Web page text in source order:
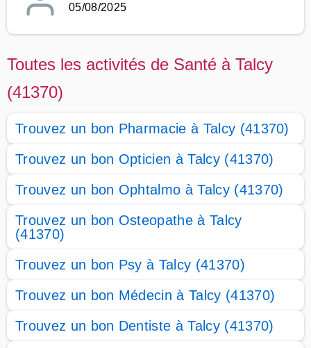
05/08/2025
Toutes les activités de Santé à Talcy
(41370)
Trouvez un bon Pharmacie à Talcy (41370)
Trouvez un bon Opticien à Talcy (41370)
Trouvez un bon Ophtalmo à Talcy (41370)
Trouvez un bon Osteopathe à Talcy
(41370)
Trouvez un bon Psy à Talcy (41370)
Trouvez un bon Médecin à Talcy (41370)
Trouvez un bon Dentiste à Talcy (41370)